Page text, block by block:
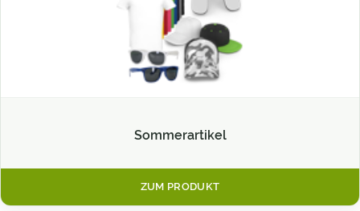
Sommerartikel
ZUM PRODUKT